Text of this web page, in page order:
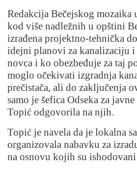
Redakcija Bečejskog mozaika
kod više nadležnih u opštini
izrađena projektno-tehnička
idejni planovi za kanalizaciju
novca i ko obezbeđuje za taj
moglo očekivati izgradnja
prečistača, ali do zaključenja
samo je šefica Odseka za
Topić odgovorila na njih.
Topić je navela da je lokalna
organizovala nabavku za
na osnovu kojih su